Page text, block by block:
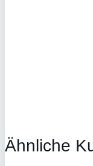
Ähnliche